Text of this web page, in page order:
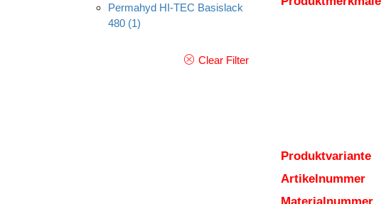
Permahyd HI-TEC Basislack
480 (1)
Clear Filter
Produktvariante
Artikelnummer